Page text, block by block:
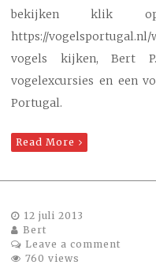
bekijken klik
https://
vogels kijken, Bert
vogelexcursies en een
Portugal.
Read More
12 juli 2013
Bert
Leave a comment
760 views